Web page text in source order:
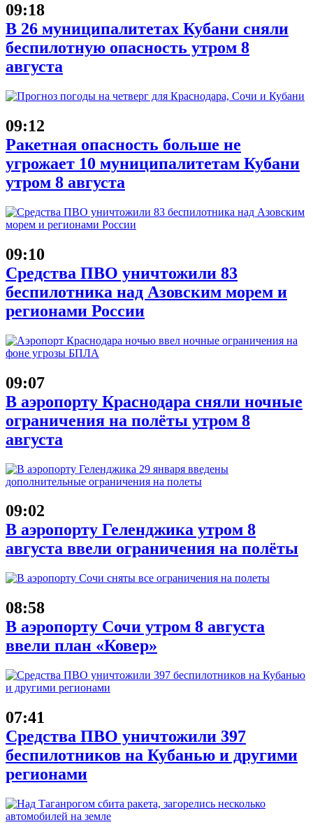
09:18
В 26 муниципалитетах Кубани сняли
беспилотную опасность утром 8
августа
09:12
Ракетная опасность больше не
угрожает 10 муниципалитетам Кубани
утром 8 августа
09:10
Средства ПВО уничтожили 83
беспилотника над Азовским морем и
регионами России
09:07
В аэропорту Краснодара сняли ночные
ограничения на полёты утром 8
августа
09:02
В аэропорту Геленджика утром 8
августа ввели ограничения на полёты
08:58
В аэропорту Сочи утром 8 августа
ввели план «Ковер»
07:41
Средства ПВО уничтожили 397
беспилотников на Кубанью и другими
регионами